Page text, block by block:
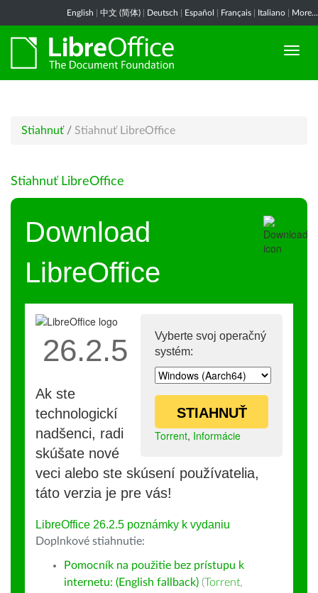
English 中文 (简体) Deutsch Español Français Italiano More...
Stiahnuť / Stiahnuť LibreOffice
Stiahnuť LibreOffice
Download
LibreOffice
Vyberte svoj operačný
systém:
STIAHNUŤ
Torrent, Informácie
26.2.5
Ak ste
technologickí
nadšenci, radi
skúšate nové
veci alebo ste skúsení používatelia,
táto verzia je pre vás!
LibreOffice 26.2.5 poznámky k vydaniu
Doplnkové stiahnutie:
Pomocník na použitie bez prístupu k
internetu: (English fallback) (Torrent,